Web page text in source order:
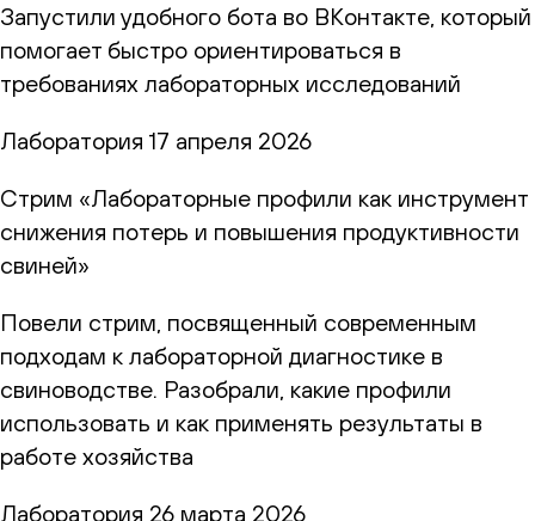
Запустили удобного бота во ВКонтакте, который
помогает быстро ориентироваться в
требованиях лабораторных исследований
Лаборатория 17 апреля 2026
Стрим «Лабораторные профили как инструмент
снижения потерь и повышения продуктивности
свиней»
Повели стрим, посвященный современным
подходам к лабораторной диагностике в
свиноводстве. Разобрали, какие профили
использовать и как применять результаты в
работе хозяйства
Лаборатория 26 марта 2026